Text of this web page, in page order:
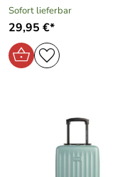
Sofort lieferbar
29,95 €*